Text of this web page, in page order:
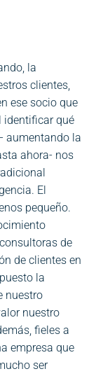
la
clientes,
ese socio que
identificar qué
aumentando la
ahora- nos
El
pequeño.
de
de clientes en
la
nuestro
nuestro
fieles a
empresa que
ser